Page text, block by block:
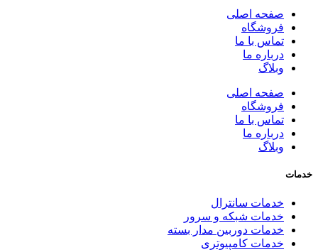
صفحه اصلی
فروشگاه
تماس با ما
درباره ما
وبلاگ
صفحه اصلی
فروشگاه
تماس با ما
درباره ما
وبلاگ
خدمات
خدمات سانترال
خدمات شبکه و سرور
خدمات دوربین مدار بسته
خدمات کامپیوتری